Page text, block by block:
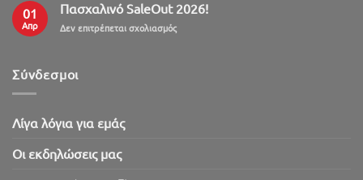
01
Απρ
Πασχαλινό SaleOut 2026!
Δεν επιτρέπεται σχολιασμόςστο
Σύνδεσμοι
Λίγα λόγια για εμάς
Oι εκδηλώσεις μας